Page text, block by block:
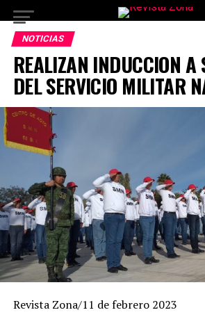
NOTICIAS
REALIZAN INDUCCION A
DEL SERVICIO MILITAR
Revista Zona/11 de febrero 2023